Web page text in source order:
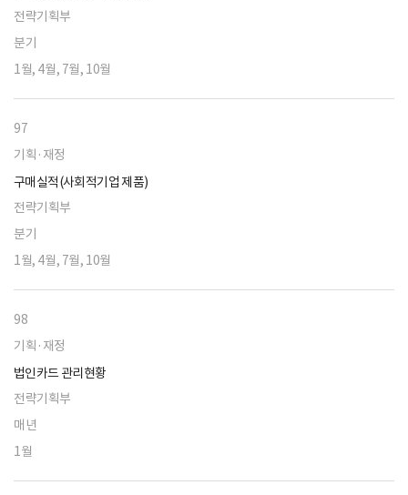
전략기획부
분기
1월, 4월, 7월, 10월
97
기획·재정
구매실적(사회적기업 제품)
전략기획부
분기
1월, 4월, 7월, 10월
98
기획·재정
법인카드 관리현황
전략기획부
매년
1월